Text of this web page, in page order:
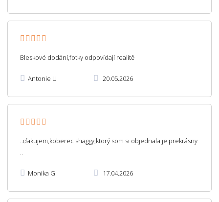
Bleskové dodání,fotky odpovídají realitě
Antonie U 20.05.2026
..ďakujem,koberec shaggy,ktorý som si objednala je prekrásny
Monika G 17.04.2026